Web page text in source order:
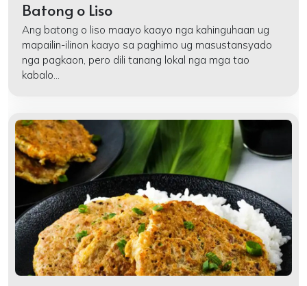
Batong o Liso
Ang batong o liso maayo kaayo nga kahinguhaan ug
mapailin-ilinon kaayo sa paghimo ug masustansyado
nga pagkaon, pero dili tanang lokal nga mga tao
kabalo...